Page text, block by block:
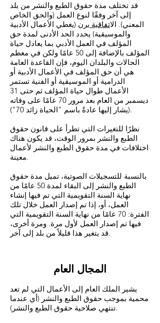
قد تختلف مدة حقوق الطبع والنشر من بلد
إلى آخر وفقًا لنوع العمل (والحق الخاص
المعني). الاتفاقية برن (يغطي الأعمال الأدبية
والموسيقية) يحدد الحد الأدنى لمدة حق
المؤلف في العمل الأدبي بما يعادل حياة
المؤلف بالإضافة إلى 50 عامًا ولكن في معظم
الحالات والبلدان اليوم، فإن القاعدة العامة
هي أن حق المؤلف في الأعمال الأدبية أو
الدرامية أو الموسيقية أو الفنية تستمر
الأعمال طوال حياة المؤلف ثم حتى 31
ديسمبر من العام بعد مرور 70 عامًا على وفاته
(يشار إليها عادةً باسم "الحياة زائد 70").
نظرًا للتغيرات التي تطرأ على قانون حقوق
الطبع والنشر بمرور الوقت، قد يكون هناك
اختلافات في مدة حقوق الطبع والنشر لأعمال
معينة.
بالنسبة للتسجيلات الصوتية، تميل مدة حقوق
الطبع والنشر إلى البقاء لمدة 50 عامًا من
نهاية السنة التقويمية التي تم فيها إنشاء
العمل، أو، إذا تم إصدار العمل خلال تلك
الفترة: 70 عامًا من نهاية السنة التقويمية التي
فيها تم إصدار العمل لأول مرة. ومرة أخرى،
قد يتغير هذا قليلاً من بلد إلى آخر.
المجال العام
يشير الملك العام إلى الأعمال التي لم تعد
محمية بموجب حقوق الطبع والنشر (أي عندما
تنتهي صلاحية حقوق الطبع والنشر).